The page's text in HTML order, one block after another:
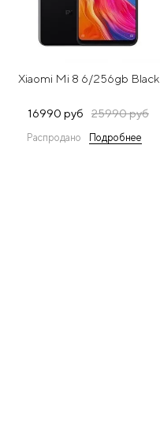
Xiaomi Mi 8 6/256gb Black
16990 руб 25990 руб
Распродано Подробнее